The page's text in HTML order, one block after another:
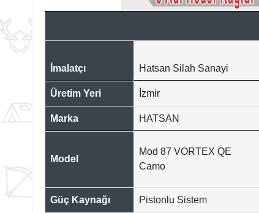
İmalatçı Hatsan Silah Sanayi
Üretim Yeri İzmir
Marka
HATSAN
Model
Mod 87 VORTEX QE
Camo
Güç Kaynağı
Pistonlu Sistem